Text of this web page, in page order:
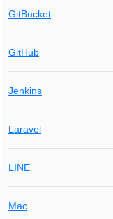
GitBucket
GitHub
Jenkins
Laravel
LINE
Mac